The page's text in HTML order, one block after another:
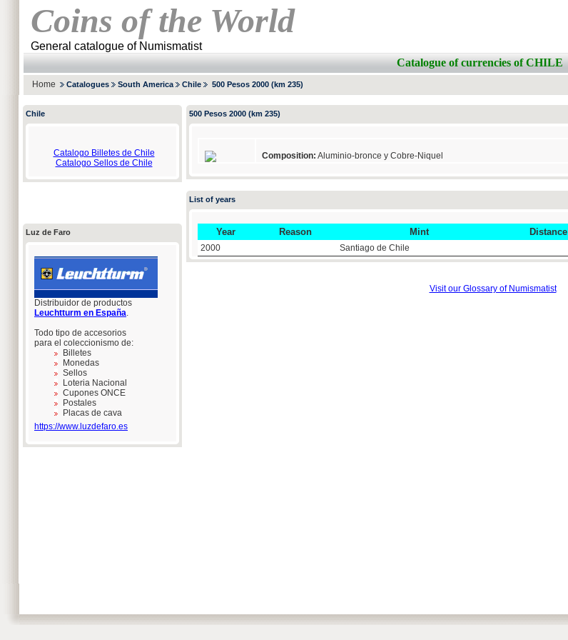
Coins of the World
General catalogue of Numismatist
Catalogue of currencies of CHILE
Home Catalogues South America Chile 500 Pesos 2000 (km 235)
Chile
Catalogo Billetes de Chile
Catalogo Sellos de Chile
Luz de Faro
Distribuidor de productos
Leuchtturm en España.
Todo tipo de accesorios
para el coleccionismo de:
Billetes
Monedas
Sellos
Loteria Nacional
Cupones ONCE
Postales
Placas de cava
https://www.luzdefaro.es
500 Pesos 2000 (km 235)
Composition: Aluminio-bronce y Cobre-Niquel
List of years
Year Reason Mint Distance
2000 Santiago de Chile
Visit our Glossary of Numismatist